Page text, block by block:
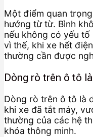
Một điểm quan
hướng từ từ. Bình
nếu không có yếu
vì thế, khi xe hết
thường cần được
Dòng rò trên ô tô
Dòng rò trên ô tô là
khi xe đã tắt máy,
thường của các hệ
khóa thông minh.